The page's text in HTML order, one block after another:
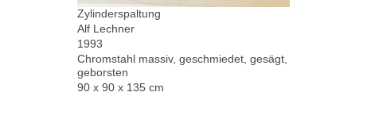
Zylinderspaltung
Alf Lechner
1993
Chromstahl massiv, geschmiedet, gesägt,
geborsten
90 x 90 x 135 cm